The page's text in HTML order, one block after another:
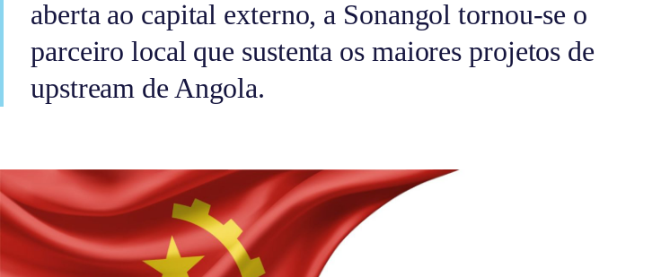
aberta ao capital externo, a Sonangol tornou-se o
parceiro local que sustenta os maiores projetos de
upstream de Angola.